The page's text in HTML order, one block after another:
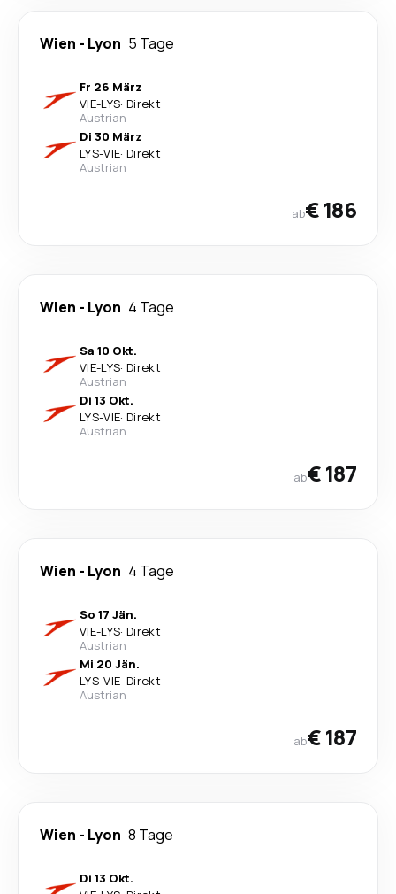
Wien - Lyon 5 Tage
Fr 26 März
VIE-LYS· Direkt
Austrian
Di 30 März
LYS-VIE· Direkt
Austrian
ab€ 186
Wien - Lyon 4 Tage
Sa 10 Okt.
VIE-LYS· Direkt
Austrian
Di 13 Okt.
LYS-VIE· Direkt
Austrian
ab€ 187
Wien - Lyon 4 Tage
So 17 Jän.
VIE-LYS· Direkt
Austrian
Mi 20 Jän.
LYS-VIE· Direkt
Austrian
ab€ 187
Wien - Lyon 8 Tage
Di 13 Okt.